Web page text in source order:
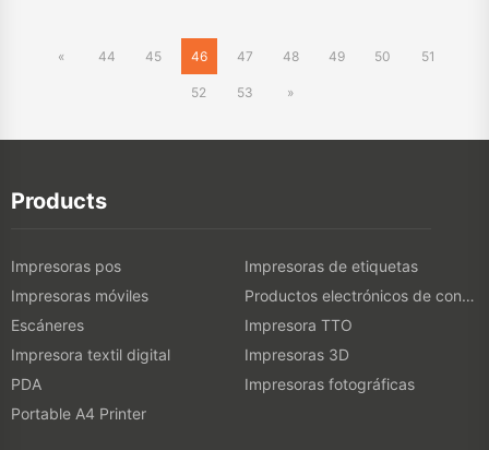
y ODM confiables a través de hprt.
« 44 45 46 47 48 49 50 51
52 53 »
Products
Impresoras pos
Impresoras de etiquetas
Impresoras móviles
Productos electrónicos de consumo
Escáneres
Impresora TTO
Impresora textil digital
Impresoras 3D
PDA
Impresoras fotográficas
Portable A4 Printer